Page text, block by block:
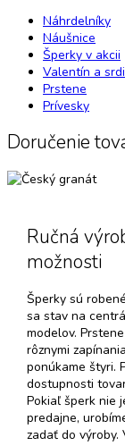
Náhrdelníky
Náušnice
Šperky v akcii
Valentín a
Prstene
Prívesky
Doručenie
Ručná
možnosti
Šperky sú
sa stav na
modelov.
rôznymi
ponúkame štyri.
dostupnosti
Pokiaľ šperk nie
predajne,
zadať do